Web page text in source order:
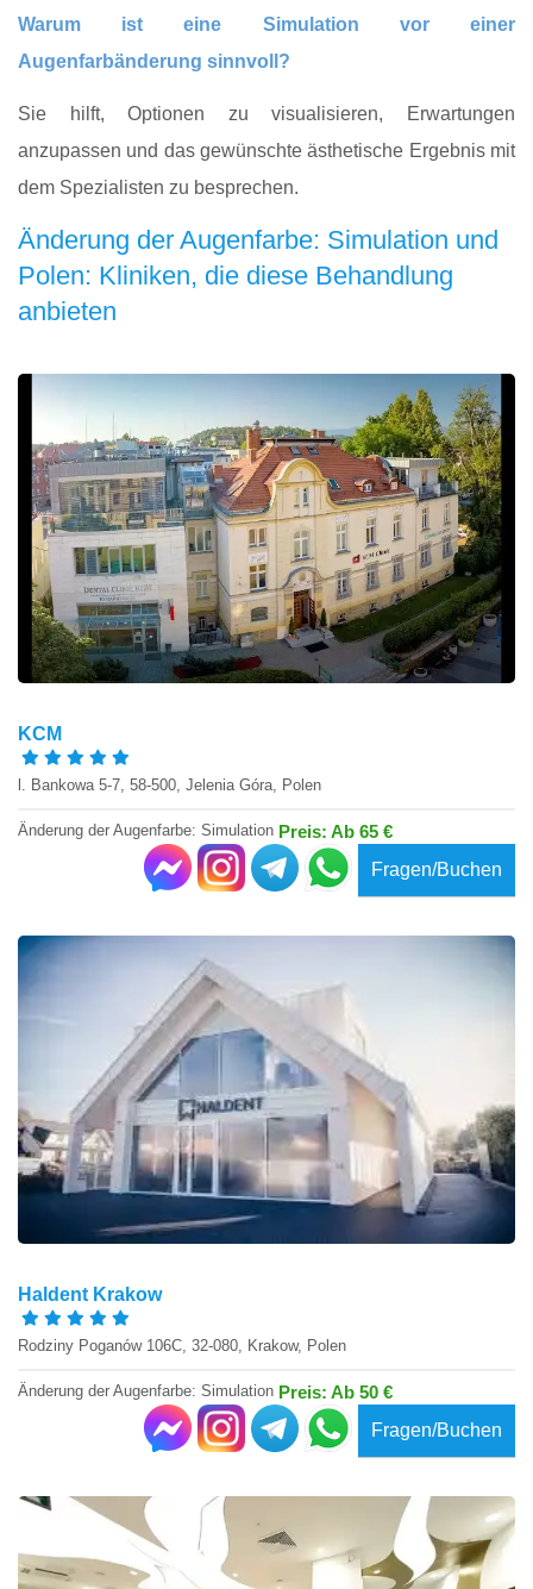
Warum ist eine Simulation vor einer
Augenfarbänderung sinnvoll?
Sie hilft, Optionen zu visualisieren, Erwartungen
anzupassen und das gewünschte ästhetische Ergebnis mit
dem Spezialisten zu besprechen.
Änderung der Augenfarbe: Simulation und
Polen: Kliniken, die diese Behandlung
anbieten
KCM
l. Bankowa 5-7, 58-500, Jelenia Góra, Polen
Änderung der Augenfarbe: Simulation Preis: Ab 65 €
Fragen/Buchen
Haldent Krakow
Rodziny Poganów 106C, 32-080, Krakow, Polen
Änderung der Augenfarbe: Simulation Preis: Ab 50 €
Fragen/Buchen